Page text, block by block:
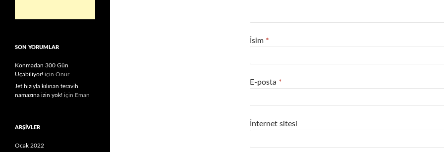
İsim *
E-posta *
İnternet sitesi
SON YORUMLAR
Konmadan 300 Gün
Uçabiliyor! için Onur
Jet hızıyla kılınan teravih
namazına izin yok! için Eman
ARŞIVLER
Ocak 2022